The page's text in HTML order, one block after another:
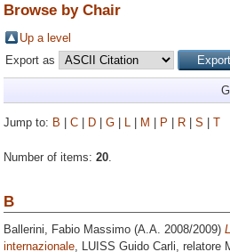
Browse by Chair
Up a level
Export as
Jump to: B C D G L M P R S T
Number of items: 20.
B
Ballerini, Fabio Massimo (A.A. 2008/2009)
internazionale , LUISS Guido Carli, relatore